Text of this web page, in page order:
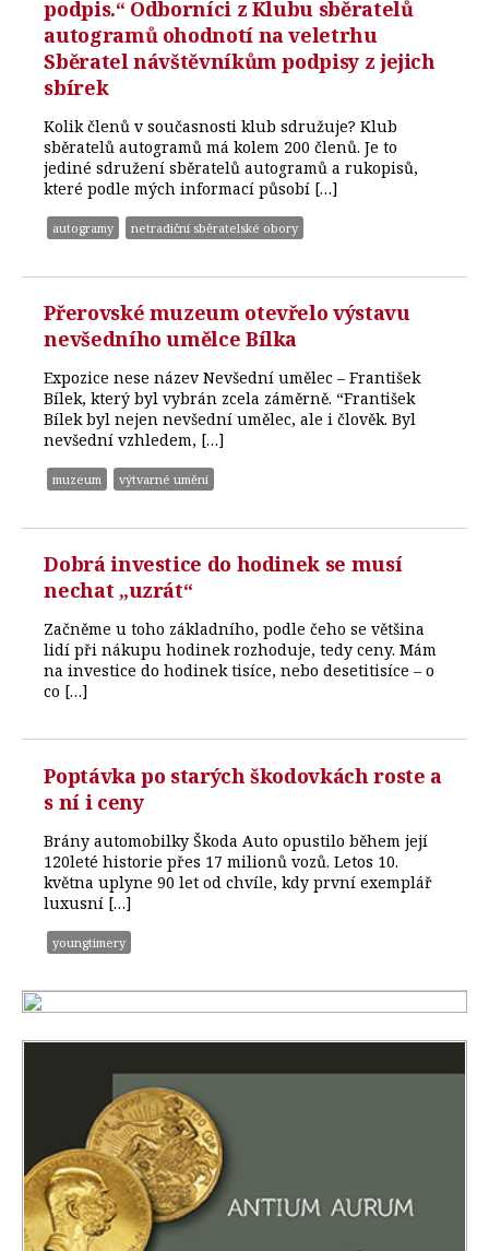
podpis.“ Odborníci z Klubu sběratelů
autogramů ohodnotí na veletrhu
Sběratel návštěvníkům podpisy z jejich
sbírek
Kolik členů v současnosti klub sdružuje? Klub
sběratelů autogramů má kolem 200 členů. Je to
jediné sdružení sběratelů autogramů a rukopisů,
které podle mých informací působí […]
autogramy netradiční sběratelské obory
Přerovské muzeum otevřelo výstavu
nevšedního umělce Bílka
Expozice nese název Nevšední umělec – František
Bílek, který byl vybrán zcela záměrně. “František
Bílek byl nejen nevšední umělec, ale i člověk. Byl
nevšední vzhledem, […]
muzeum výtvarné umění
Dobrá investice do hodinek se musí
nechat „uzrát“
Začněme u toho základního, podle čeho se většina
lidí při nákupu hodinek rozhoduje, tedy ceny. Mám
na investice do hodinek tisíce, nebo desetitisíce – o
co […]
Poptávka po starých škodovkách roste a
s ní i ceny
Brány automobilky Škoda Auto opustilo během její
120leté historie přes 17 milionů vozů. Letos 10.
května uplyne 90 let od chvíle, kdy první exemplář
luxusní […]
youngtimery